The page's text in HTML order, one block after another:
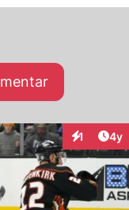
1 4y